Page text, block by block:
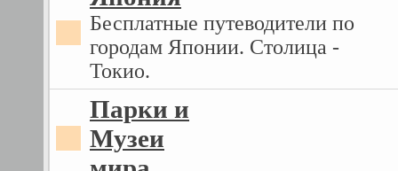
Бесплатные путеводители по
городам Японии. Столица -
Токио.
Парки и
Музеи